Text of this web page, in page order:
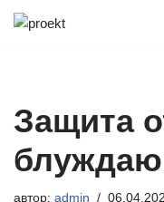
Защита
автор: admin